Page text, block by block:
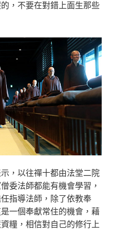
，不要在對錯上面生那些
，以往禪十都由法堂二院
委法師都能有機會學習，
指導法師，除了依教奉
一個奉獻常住的機會，藉
糧，相信對自己的修行上